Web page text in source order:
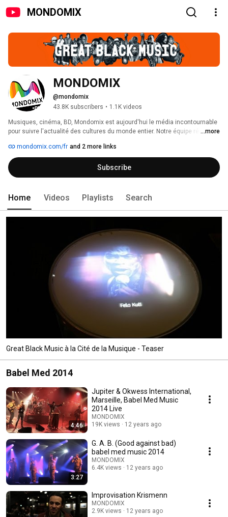
MONDOMIX
MONDOMIX
@mondomix
43.8K subscribers • 1.1K videos
Musiques, cinéma, BD, Mondomix est aujourd'hui le média incontournable
pour suivre l'actualité des cultures du monde entier. Notre équipe réalise
artistes d'avenir et vous faire vibrer aux sons d'hier et d'aujourd'hui.
...more
mondomix.com/fr and 2 more links
Subscribe
Home Videos Playlists Search
Great Black Music à la Cité de la Musique - Teaser
Babel Med 2014
4:46
Jupiter & Okwess International,
Marseille, Babel Med Music
2014 Live
MONDOMIX
19K views
12 years ago
3:27
G. A. B. (Good against bad)
babel med music 2014
MONDOMIX
6.4K views
12 years ago
Improvisation Krismenn
MONDOMIX
2.9K views
12 years ago